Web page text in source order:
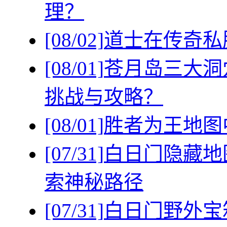
理？
[08/02]道士在传奇
[08/01]苍月岛三大
挑战与攻略？
[08/01]胜者为王地
[07/31]白日门隐藏
索神秘路径
[07/31]白日门野外